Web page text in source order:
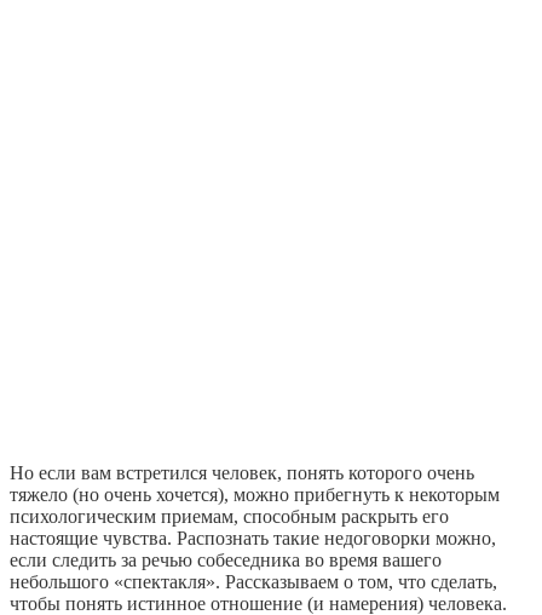
Но если вам встретился человек, понять которого очень
тяжело (но очень хочется), можно прибегнуть к некоторым
психологическим приемам, способным раскрыть его
настоящие чувства. Распознать такие недоговорки можно,
если следить за речью собеседника во время вашего
небольшого «спектакля». Рассказываем о том, что сделать,
чтобы понять истинное отношение (и намерения) человека.